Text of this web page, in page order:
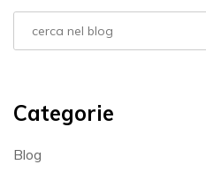
Categorie
Blog